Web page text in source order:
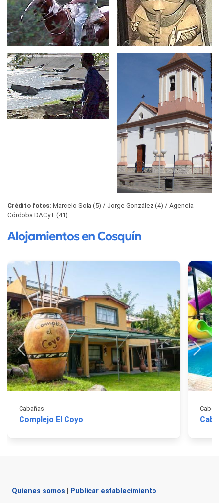
Crédito fotos: Marcelo Sola (5) Jorge González (4)
Agencia
Córdoba DACyT (41)
Alojamientos en Cosquín
Cabañas
Complejo El Coyo
Quienes somos Publicar establecimiento